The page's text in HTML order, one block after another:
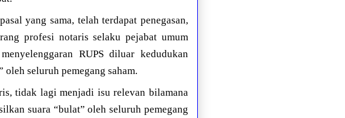
yang sama, telah terdapat penegasan,
profesi notaris selaku pejabat umum
RUPS diluar kedudukan
oleh seluruh pemegang saham.
tidak lagi menjadi isu relevan bilamana
suara “bulat” oleh seluruh pemegang